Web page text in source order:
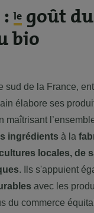
:le goût
bio
sud de la France,
élabore ses
maîtrisant
ingrédients à la
locales, de
. Ils s'appuient
avec les
du commerce